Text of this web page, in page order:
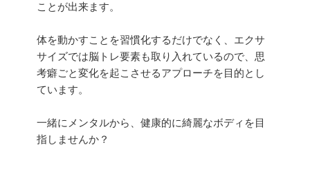
ことが出来ます。
体を動かすことを習慣化するだけでなく、エクサ
サイズでは脳トレ要素も取り入れているので、思
考癖ごと変化を起こさせるアプローチを目的とし
ています。
一緒にメンタルから、健康的に綺麗なボディを目
指しませんか？